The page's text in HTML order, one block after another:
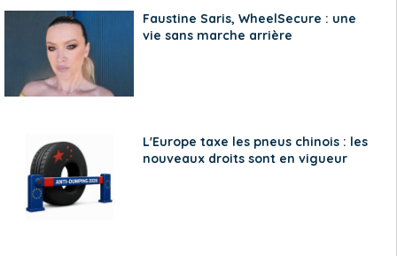
Faustine Saris, WheelSecure : une
vie sans marche arrière
L'Europe taxe les pneus chinois : les
nouveaux droits sont en vigueur